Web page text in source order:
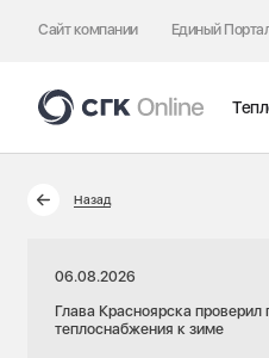
Сайт компании Единый
Назад
06.08.2026
Глава Красноярска проверил
теплоснабжения к зиме